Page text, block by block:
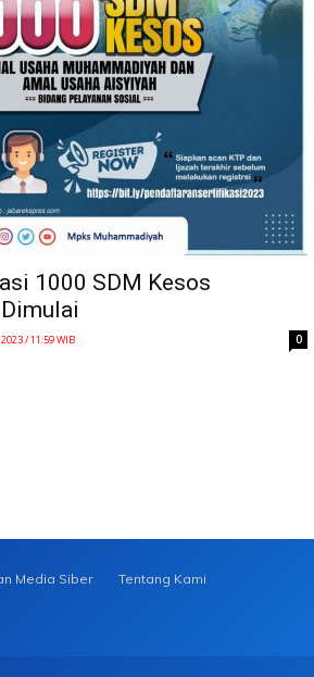
1000 SDM Kesos
/ 11:59 WIB 0
Media Siber
Tentang Kami